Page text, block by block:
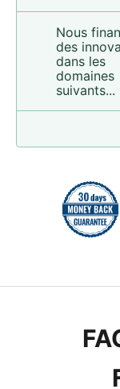
Nous
des
dans les
domaines
suivants...